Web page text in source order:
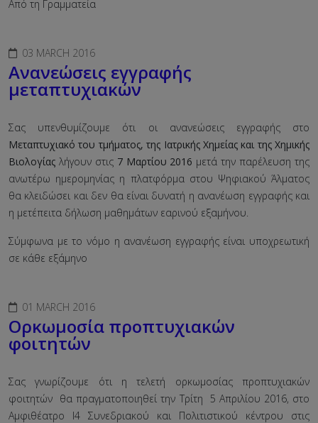
Από τη Γραμματεία
03 MARCH 2016
Aνανεώσεις εγγραφής
μεταπτυχιακών
Σας υπενθυμίζουμε ότι οι ανανεώσεις εγγραφής στο
Μεταπτυχιακό του τμήματος, της Ιατρικής Χημείας και της Χημικής
Βιολογίας λήγουν στις 7 Μαρτίου 2016 μετά την παρέλευση της
ανωτέρω ημερομηνίας η πλατφόρμα στου Ψηφιακού Άλματος
θα κλειδώσει και δεν θα είναι δυνατή η ανανέωση εγγραφής και
η μετέπειτα δήλωση μαθημάτων εαρινού εξαμήνου.
Σύμφωνα με το νόμο η ανανέωση εγγραφής είναι υποχρεωτική
σε κάθε εξάμηνο
01 MARCH 2016
Oρκωμοσία προπτυχιακών
φοιτητών
Σας γνωρίζουμε ότι η τελετή ορκωμοσίας προπτυχιακών
φοιτητών θα πραγματοποιηθεί την Tρίτη 5 Απριλίου 2016, στο
Αμφιθέατρο Ι4 Συνεδριακού και Πολιτιστικού κέντρου στις